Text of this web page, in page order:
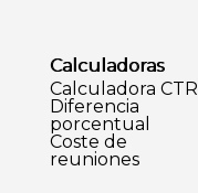
Calculadoras
Calculadora CTR
Diferencia
porcentual
Coste de
reuniones